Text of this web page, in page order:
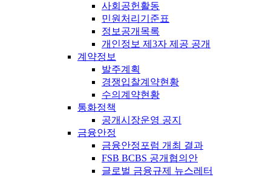
사회공헌활동
민원처리기준표
정보공개목록
개인정보 제3자 제공 공개
계약정보
발주계획
경쟁입찰계약현황
수의계약현황
통화정책
공개시장운영 공지
금융안정
금융안정포럼 개최 결과
FSB BCBS 공개협의안
글로벌 금융규제 뉴스레터